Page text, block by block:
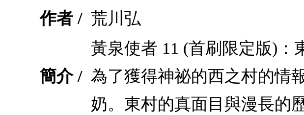
作者 / 荒川弘
簡介 /
黃泉使者 11 (首刷限定版)：
為了獲得神祕的西之村的情
奶。東村的真面目與漫長的